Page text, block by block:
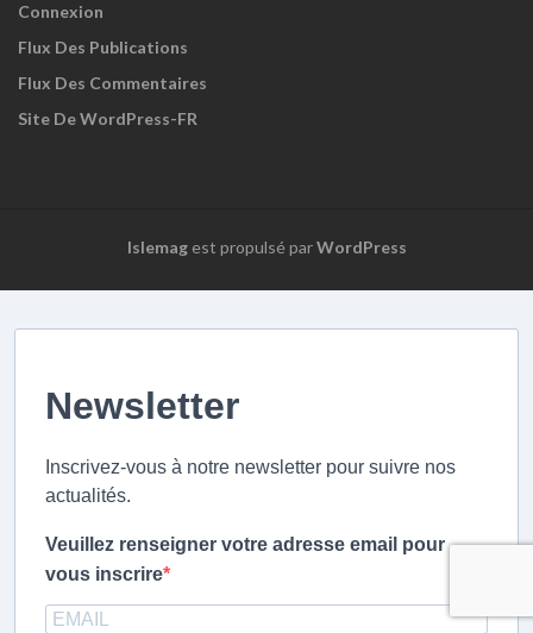
Connexion
Flux Des Publications
Flux Des Commentaires
Site De WordPress-FR
Islemagest propulsé parWordPress
Newsletter
Inscrivez-vous à notre newsletter pour suivre nos
actualités.
Veuillez renseigner votre adresse email pour
vous inscrire